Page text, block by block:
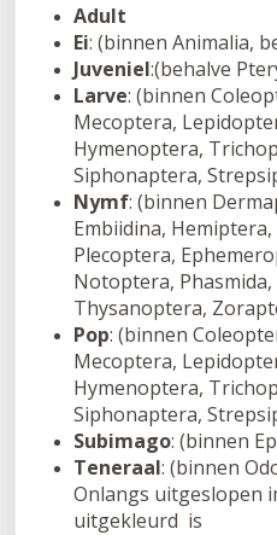
Adult
Ei: (binnen Animalia,
Juveniel:(behalve
Larve: (binnen
Mecoptera,
Hymenoptera,
Siphonaptera,
Nymf: (binnen
Embiidina,
Plecoptera,
Notoptera, Phasmida,
Thysanoptera,
Pop: (binnen
Mecoptera,
Hymenoptera,
Siphonaptera,
Subimago: (binnen
Teneraal: (binnen
Onlangs uitgeslopen
uitgekleurd is